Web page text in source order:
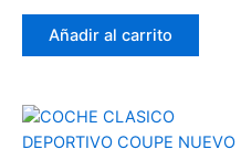
Añadir al carrito